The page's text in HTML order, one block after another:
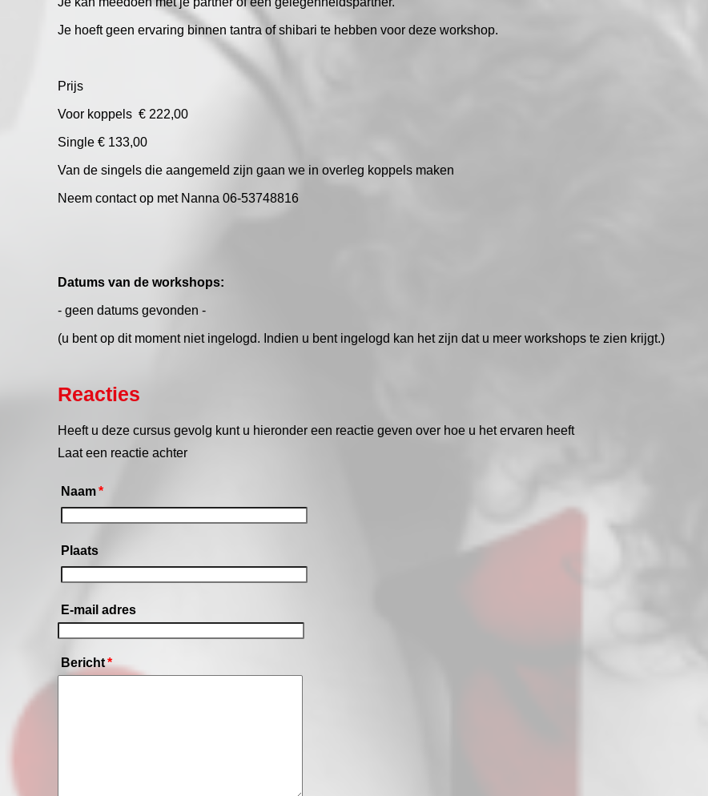
Je hoeft geen ervaring binnen tantra of shibari te hebben voor deze workshop.
Prijs
Voor koppels € 222,00
Single € 133,00
Van de singels die aangemeld zijn gaan we in overleg koppels maken
Neem contact op met Nanna 06-53748816
Datums van de workshops:
- geen datums gevonden -
(u bent op dit moment niet ingelogd. Indien u bent ingelogd kan het zijn dat u meer workshops te zien krijgt.)
Reacties
Heeft u deze cursus gevolg kunt u hieronder een reactie geven over hoe u het ervaren heeft
Laat een reactie achter
Naam*
Plaats
E-mail adres
Bericht*